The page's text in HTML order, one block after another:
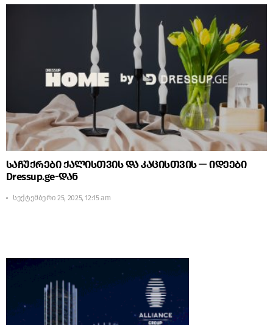
საჩუქრები ქალისთვის და კაცისთვის — იდეები
Dressup.ge-დან
სექტემბერი 25, 2025, 12:15 am